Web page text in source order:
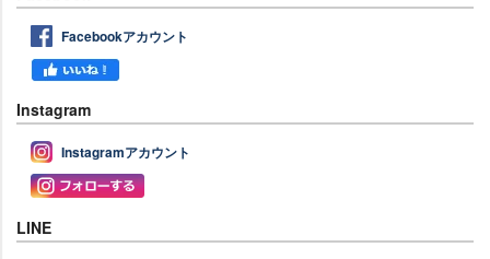
Facebookアカウント
Instagram
Instagramアカウント
LINE